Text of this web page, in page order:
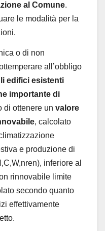
al Comune.
le modalità per la
o di non
all’obbligo
edifici esistenti
importante di
di ottenere un valore
, calcolato
e produzione di
inferiore al
rinnovabile limite
secondo quanto
effettivamente